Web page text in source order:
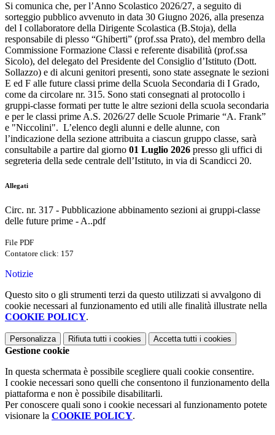
Si comunica che, per l’Anno Scolastico 2026/27, a seguito di
sorteggio pubblico avvenuto in data 30 Giugno 2026, alla presenza
del I collaboratore della Dirigente Scolastica (B.Stoja), della
responsabile di plesso “Ghiberti” (prof.ssa Prato), del membro della
Commissione Formazione Classi e referente disabilità (prof.ssa
Sicolo), del delegato del Presidente del Consiglio d’Istituto (Dott.
Sollazzo) e di alcuni genitori presenti, sono state assegnate le sezioni
E ed F alle future classi prime della Scuola Secondaria di I Grado,
come da circolare nr. 315. Sono stati consegnati al protocollo i
gruppi-classe formati per tutte le altre sezioni della scuola secondaria
e per le classi prime A.S. 2026/27 delle Scuole Primarie “A. Frank”
e "Niccolini". L’elenco degli alunni e delle alunne, con
l’indicazione della sezione attribuita a ciascun gruppo classe, sarà
consultabile a partire dal giorno 01 Luglio 2026 presso gli uffici di
segreteria della sede centrale dell’Istituto, in via di Scandicci 20.
Allegati
Circ. nr. 317 - Pubblicazione abbinamento sezioni ai gruppi-classe
delle future prime - A..pdf
File PDF
Contatore click: 157
Notizie
Questo sito o gli strumenti terzi da questo utilizzati si avvalgono di
cookie necessari al funzionamento ed utili alle finalità illustrate nella
COOKIE POLICY.
Personalizza Rifiuta tutti i cookies Accetta tutti i cookies
Gestione cookie
In questa schermata è possibile scegliere quali cookie consentire.
I cookie necessari sono quelli che consentono il funzionamento della
piattaforma e non è possibile disabilitarli.
Per conoscere quali sono i cookie necessari al funzionamento potete
visionare la COOKIE POLICY.